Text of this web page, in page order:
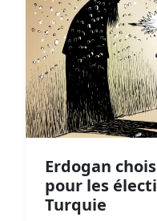
Erdogan
pour les
Turquie